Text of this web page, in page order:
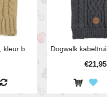
€21,95